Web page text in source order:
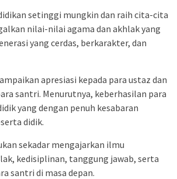
setinggi mungkin dan raih cita-cita
nilai-nilai agama dan akhlak yang
yang cerdas, berkarakter, dan
apresiasi kepada para ustaz dan
santri. Menurutnya, keberhasilan para
yang dengan penuh kesabaran
didik.
sekadar mengajarkan ilmu
kedisiplinan, tanggung jawab, serta
santri di masa depan.